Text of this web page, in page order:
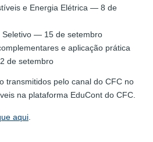
e Energia Elétrica — 8 de
— 15 de setembro
e aplicação prática
de setembro
transmitidos pelo canal do CFC no
na plataforma EduCont do CFC.
aqui